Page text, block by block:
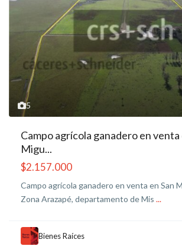
5
Campo agrícola ganadero en venta
Migu...
$2.157.000
Campo agrícola ganadero en venta en San
Zona Arazapé, departamento de Mis ...
Bienes Raíces